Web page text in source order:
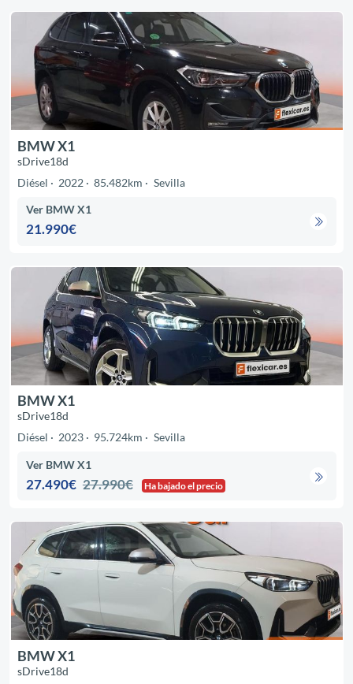
BMW X1
sDrive18d
Diésel
2022 85.482km Sevilla
Ver BMW X1
21.990€
BMW X1
sDrive18d
Diésel
2023 95.724km Sevilla
Ver BMW X1
27.490€ 27.990€ Ha bajado el precio
BMW X1
sDrive18d